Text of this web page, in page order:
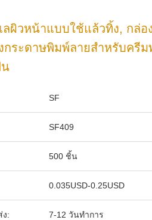
ผิวหน้าแบบใช้แล้วทิ้ง, กล่อ
กระดาษพิมพ์ลายสำหรับครี
น
SF
SF409
500 ชิ้น
0.035USD-0.25USD
ง: 7-12 วันทําการ